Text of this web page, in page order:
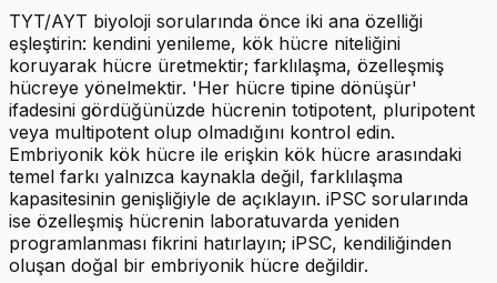
TYT/AYT biyoloji sorularında önce iki ana özelliği
eşleştirin: kendini yenileme, kök hücre niteliğini
koruyarak hücre üretmektir; farklılaşma, özelleşmiş
hücreye yönelmektir. 'Her hücre tipine dönüşür'
ifadesini gördüğünüzde hücrenin totipotent, pluripotent
veya multipotent olup olmadığını kontrol edin.
Embriyonik kök hücre ile erişkin kök hücre arasındaki
temel farkı yalnızca kaynakla değil, farklılaşma
kapasitesinin genişliğiyle de açıklayın. iPSC sorularında
ise özelleşmiş hücrenin laboratuvarda yeniden
programlanması fikrini hatırlayın; iPSC, kendiliğinden
oluşan doğal bir embriyonik hücre değildir.